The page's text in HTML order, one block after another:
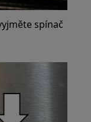
spínač